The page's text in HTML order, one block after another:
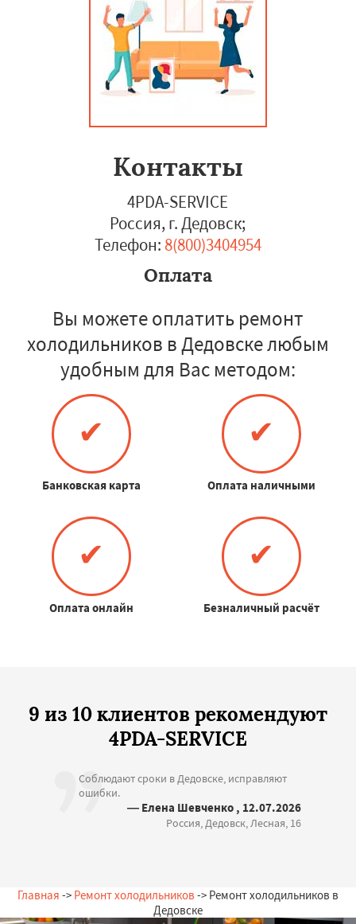
Контакты
4PDA-SERVICE
Россия, г. Дедовск;
Телефон: 8(800)3404954
Оплата
Вы можете оплатить ремонт
холодильников в Дедовске любым
удобным для Вас методом:
✔
Банковская карта
✔
Оплата наличными
✔
Оплата онлайн
✔
Безналичный расчёт
9 из 10 клиентов рекомендуют
4PDA-SERVICE
Соблюдают сроки в Дедовске, исправляют
ошибки.
— Елена Шевченко , 12.07.2026
Россия, Дедовск, Лесная, 16
Главная -> Ремонт холодильников -> Ремонт холодильников в
Дедовске